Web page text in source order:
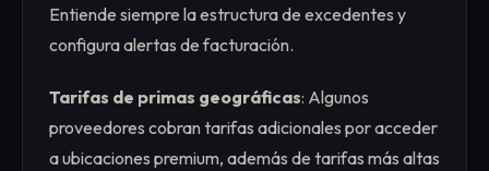
Entiende siempre la estructura de excedentes y
configura alertas de facturación.
Tarifas de primas geográficas: Algunos
proveedores cobran tarifas adicionales por acceder
a ubicaciones premium, además de tarifas más altas